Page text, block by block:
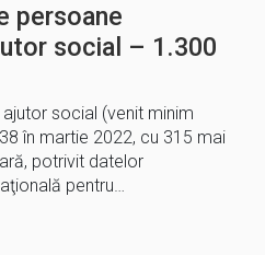
persoane
social – 1.300
social (venit minim
în martie 2022, cu 315 mai
potrivit datelor
pentru…